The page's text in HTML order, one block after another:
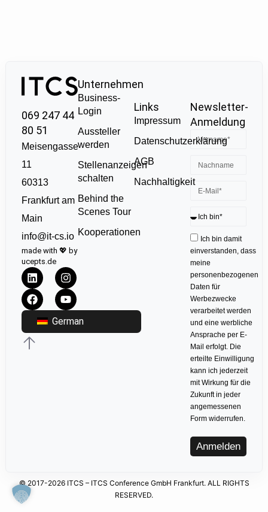
069 247 44
80 51
Meisengasse
11
60313
Frankfurt am
Main
info@it-cs.io
made with 💖 by
ucepts.de
German
Unternehmen
Business-
Login
Aussteller
werden
Stellenanzeigen
schalten
Behind the
Scenes Tour
Kooperationen
Links
Impressum
Datenschutzerklärung
AGB
Nachhaltigkeit
Newsletter-
Anmeldung
Ich bin damit
einverstanden, dass
meine
personenbezogenen
Daten für
Werbezwecke
verarbeitet werden
und eine werbliche
Ansprache per E-
Mail erfolgt. Die
erteilte Einwilligung
kann ich jederzeit
mit Wirkung für die
Zukunft in jeder
angemessenen
Form widerrufen.
Anmelden
© 2017-2026 ITCS – ITCS Conference GmbH Frankfurt. ALL RIGHTS
RESERVED.